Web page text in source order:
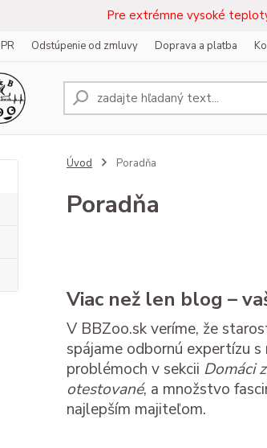
Pre extrémne vysoké
Odstúpenie od zmluvy Doprava a platba
Úvod Poradňa
Poradňa
Viac než len blog –
V BBZoo.sk veríme, že
spájame odbornú expertízu
problémoch v sekcii Domáci
otestované, a množstvo
najlepším majiteľom.